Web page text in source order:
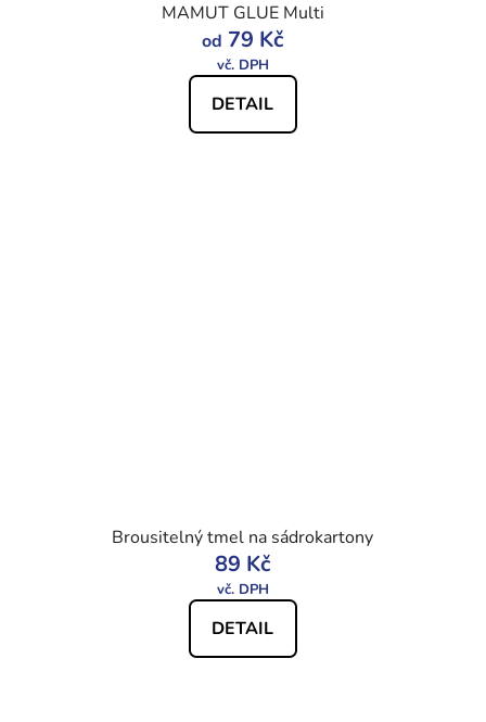
MAMUT GLUE Multi
od 79 Kč
DETAIL
Brousitelný tmel na sádrokartony
89 Kč
DETAIL